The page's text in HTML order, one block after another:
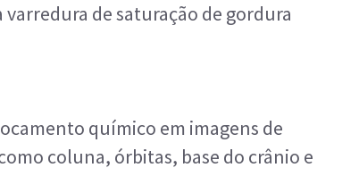
de saturação de gordura
químico em imagens de
coluna, órbitas, base do crânio e